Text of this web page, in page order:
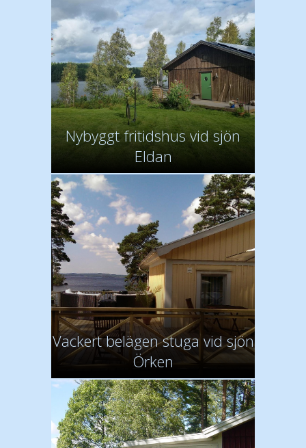
Nybyggt fritidshus vid sjön
Eldan
Vackert belägen stuga vid sjön
Örken